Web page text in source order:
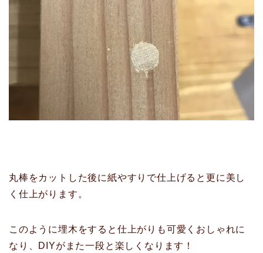
丸棒をカットした後に紙やすりで仕上げると更に美し
く仕上がります。
このように埋木をすると仕上がりも可愛くおしゃれに
なり、DIYがまた一段と楽しくなります！